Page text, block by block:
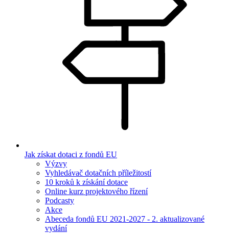
Jak získat dotaci z fondů EU
Výzvy
Vyhledávač dotačních příležitostí
10 kroků k získání dotace
Online kurz projektového řízení
Podcasty
Akce
Abeceda fondů EU 2021-2027 - 2. aktualizované
vydání